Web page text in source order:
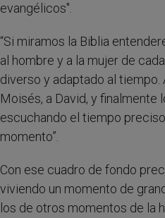
evangélicos".
“Si miramos la Biblia
al hombre y a la mujer de
diverso y adaptado al tiempo.
Moisés, a David, y finalmente
escuchando el tiempo
momento”.
Con ese cuadro de fondo
viviendo un momento de
los de otros momentos de la